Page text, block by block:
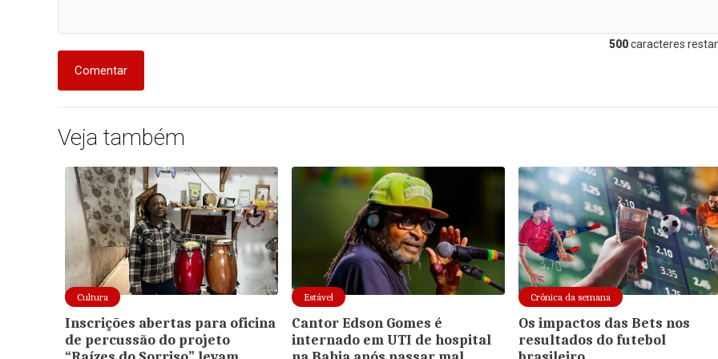
500caracteres
Comentar
Veja também
Cultura
Inscrições abertas para oficina
de percussão do projeto
Estável
Cantor Edson Gomes é
internado em UTI de hospital
Crônica da semana
Os impactos das Bets nos
resultados do futebol